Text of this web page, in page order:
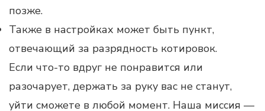
позже.
Также в настройках может быть пункт,
отвечающий за разрядность котировок.
Если что-то вдруг не понравится или
разочарует, держать за руку вас не станут,
уйти сможете в любой момент. Наша миссия —